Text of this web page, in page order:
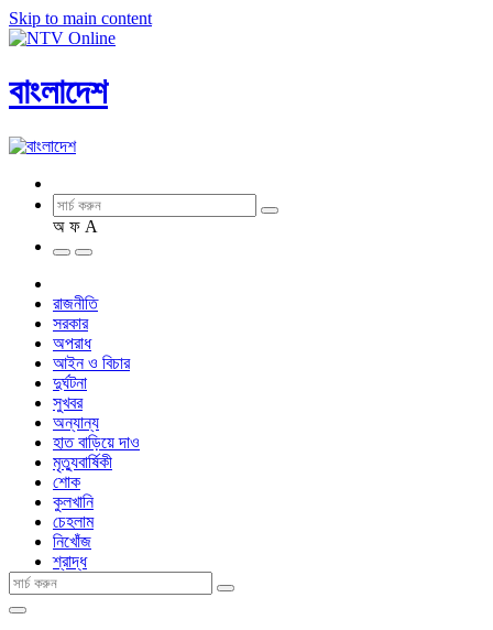
Skip to main content
বাংলাদেশ
অ ফ A
রাজনীতি
সরকার
অপরাধ
আইন ও বিচার
দুর্ঘটনা
সুখবর
অন্যান্য
হাত বাড়িয়ে দাও
মৃত্যুবার্ষিকী
শোক
কুলখানি
চেহলাম
নিখোঁজ
শ্রাদ্ধ